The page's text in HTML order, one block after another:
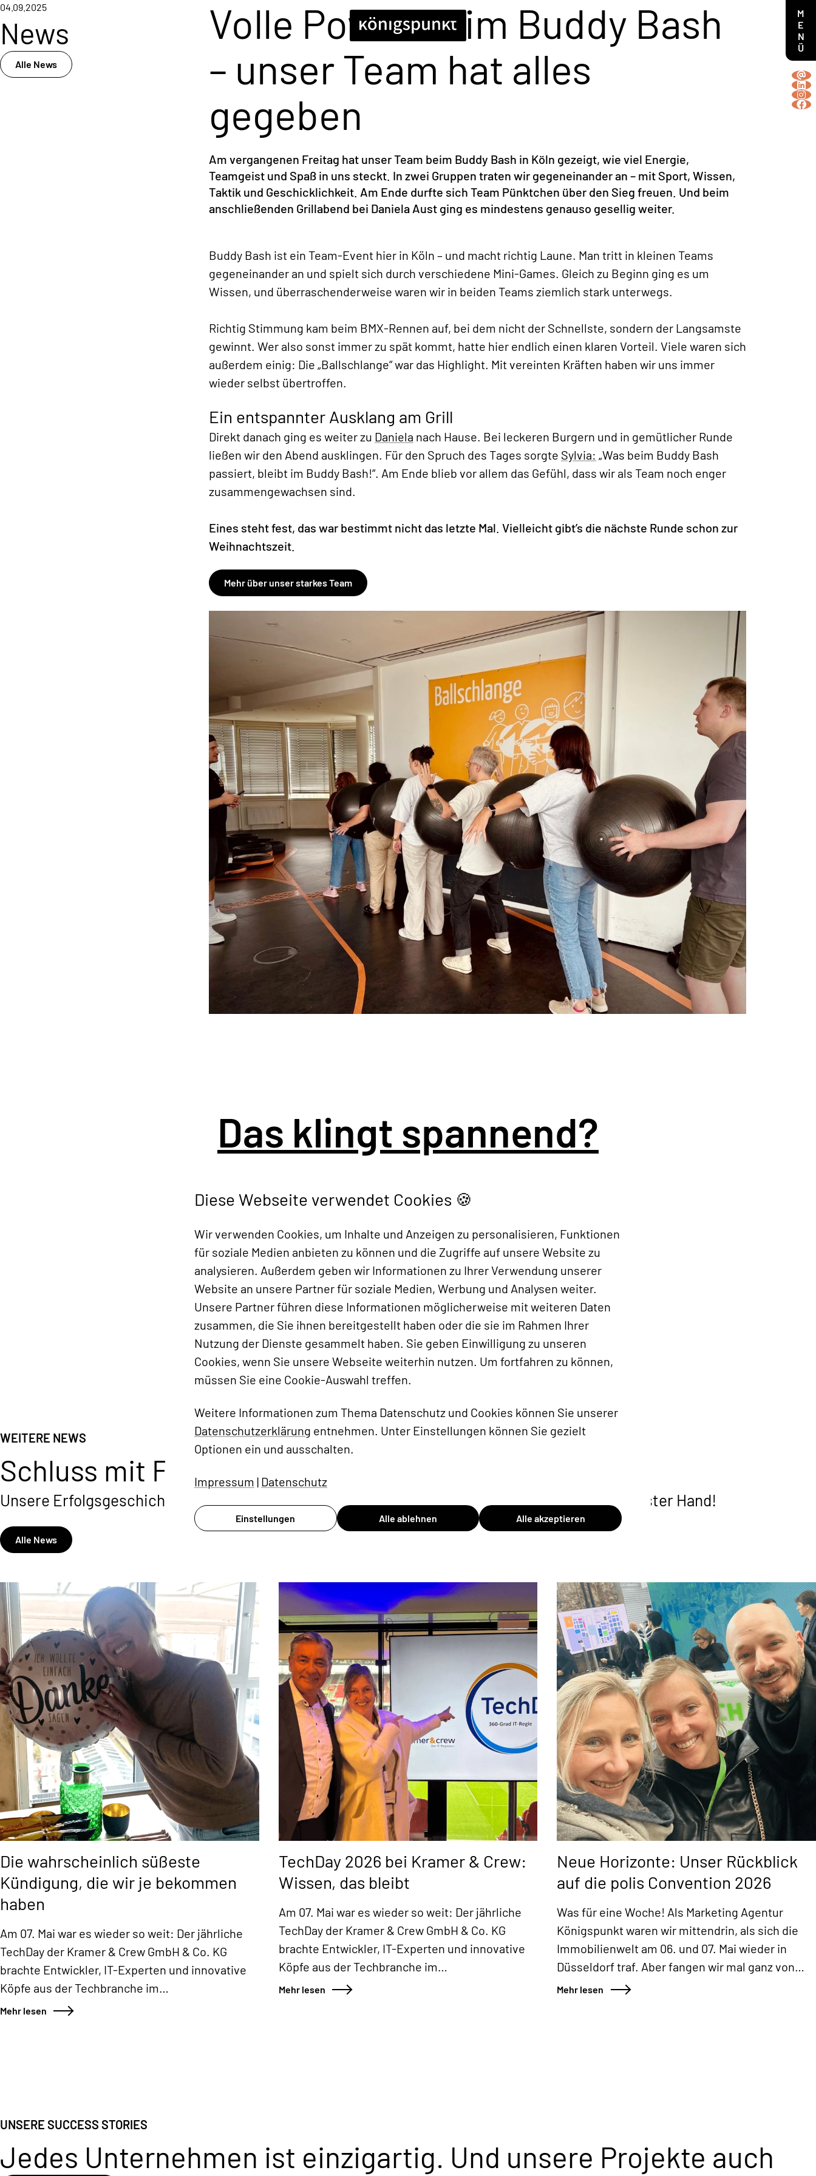
MENÜ
Volle Power beim Buddy Bash
– unser Team hat alles
gegeben
Am vergangenen Freitag hat unser Team beim Buddy Bash in Köln gezeigt, wie viel Energie,
Teamgeist und Spaß in uns steckt. In zwei Gruppen traten wir gegeneinander an – mit Sport, Wissen,
Taktik und Geschicklichkeit. Am Ende durfte sich Team Pünktchen über den Sieg freuen. Und beim
anschließenden Grillabend bei Daniela Aust ging es mindestens genauso gesellig weiter.
Buddy Bash ist ein Team-Event hier in Köln – und macht richtig Laune. Man tritt in kleinen Teams
gegeneinander an und spielt sich durch verschiedene Mini-Games. Gleich zu Beginn ging es um
Wissen, und überraschenderweise waren wir in beiden Teams ziemlich stark unterwegs.
Richtig Stimmung kam beim BMX-Rennen auf, bei dem nicht der Schnellste, sondern der Langsamste
gewinnt. Wer also sonst immer zu spät kommt, hatte hier endlich einen klaren Vorteil. Viele waren sich
außerdem einig: Die „Ballschlange“ war das Highlight. Mit vereinten Kräften haben wir uns immer
wieder selbst übertroffen.
Ein entspannter Ausklang am Grill
Direkt danach ging es weiter zu Daniela nach Hause. Bei leckeren Burgern und in gemütlicher Runde
ließen wir den Abend ausklingen. Für den Spruch des Tages sorgte Sylvia: „Was beim Buddy Bash
passiert, bleibt im Buddy Bash!“. Am Ende blieb vor allem das Gefühl, dass wir als Team noch enger
zusammengewachsen sind.
Eines steht fest, das war bestimmt nicht das letzte Mal. Vielleicht gibt’s die nächste Runde schon zur
Weihnachtszeit.
Mehr über unser starkes Team
04.09.2025
News
Alle News
Das klingt spannend?
Kostenfreies
Beratungsgespräch
vereinbaren!
WEITERE NEWS
Schluss mit FOMO
Unsere Erfolgsgeschichten und Insights. Bleiben Sie up-to-date mit Königspunkt-News aus erster Hand!
Alle News
Die wahrscheinlich süßeste
Kündigung, die wir je bekommen
haben
Am 07. Mai war es wieder so weit: Der jährliche
TechDay der Kramer & Crew GmbH & Co. KG
brachte Entwickler, IT-Experten und innovative
Köpfe aus der Techbranche im
RheinEnergieSTADION in Köln zusammen. Mit
Mehr lesen
TechDay 2026 bei Kramer & Crew:
Wissen, das bleibt
Am 07. Mai war es wieder so weit: Der jährliche
TechDay der Kramer & Crew GmbH & Co. KG
brachte Entwickler, IT-Experten und innovative
Köpfe aus der Techbranche im
RheinEnergieSTADION in Köln zusammen. Mit
Mehr lesen
Neue Horizonte: Unser Rückblick
auf die polis Convention 2026
Was für eine Woche! Als Marketing Agentur
Königspunkt waren wir mittendrin, als sich die
Immobilienwelt am 06. und 07. Mai wieder in
Düsseldorf traf. Aber fangen wir mal ganz von
vorne an – denn unser polis-Abenteuer startete
Mehr lesen
UNSERE SUCCESS STORIES
Jedes Unternehmen ist einzigartig. Und unsere Projekte auch
Diese Webseite verwendet Cookies 🍪
Wir verwenden Cookies, um Inhalte und Anzeigen zu personalisieren, Funktionen
für soziale Medien anbieten zu können und die Zugriffe auf unsere Website zu
analysieren. Außerdem geben wir Informationen zu Ihrer Verwendung unserer
Website an unsere Partner für soziale Medien, Werbung und Analysen weiter.
Unsere Partner führen diese Informationen möglicherweise mit weiteren Daten
zusammen, die Sie ihnen bereitgestellt haben oder die sie im Rahmen Ihrer
Nutzung der Dienste gesammelt haben. Sie geben Einwilligung zu unseren
Cookies, wenn Sie unsere Webseite weiterhin nutzen. Um fortfahren zu können,
müssen Sie eine Cookie-Auswahl treffen.
Weitere Informationen zum Thema Datenschutz und Cookies können Sie unserer
Datenschutzerklärung entnehmen. Unter Einstellungen können Sie gezielt
Optionen ein und ausschalten.
Impressum | Datenschutz
Einstellungen Alle ablehnen Alle akzeptieren